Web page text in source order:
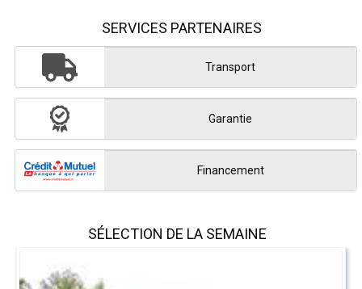
SERVICES PARTENAIRES
Transport
Garantie
Financement
SÉLECTION DE LA SEMAINE